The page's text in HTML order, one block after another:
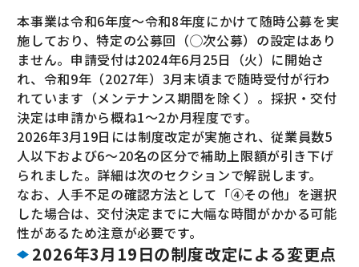
本事業は令和6年度〜令和8年度にかけて随時公募を実
施しており、特定の公募回（◯次公募）の設定はあり
ません。申請受付は2024年6月25日（火）に開始さ
れ、令和9年（2027年）3月末頃まで随時受付が行わ
れています（メンテナンス期間を除く）。採択・交付
決定は申請から概ね1〜2か月程度です。
2026年3月19日には制度改定が実施され、従業員数5
人以下および6〜20名の区分で補助上限額が引き下げ
られました。詳細は次のセクションで解説します。
なお、人手不足の確認方法として「④その他」を選択
した場合は、交付決定までに大幅な時間がかかる可能
性があるため注意が必要です。
2026年3月19日の制度改定による変更点